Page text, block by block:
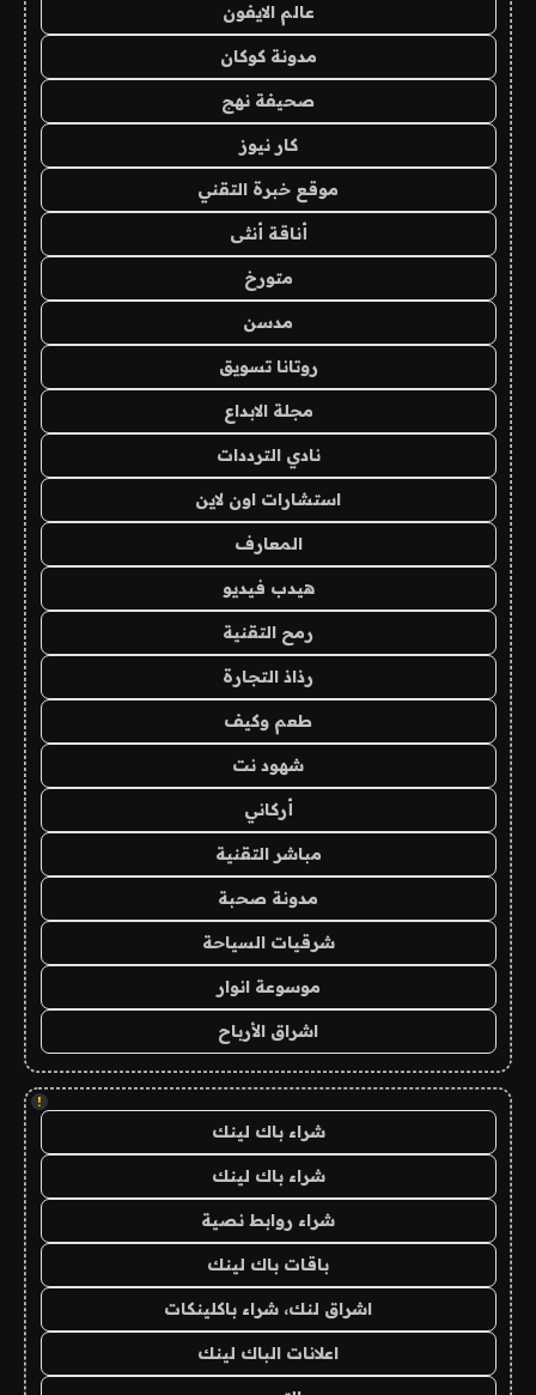
عالم الايفون
مدونة كوكان
صحيفة نهج
كار نيوز
موقع خبرة التقني
أناقة أنثى
متورخ
مدسن
روتانا تسويق
مجلة الابداع
نادي الترددات
استشارات اون لاين
المعارف
هيدب فيديو
رمح التقنية
رذاذ التجارة
طعم وكيف
شهود نت
أركاني
مباشر التقنية
مدونة صحبة
شرقيات السياحة
موسوعة انوار
اشراق الأرباح
!
شراء باك لينك
شراء باك لينك
شراء روابط نصية
باقات باك لينك
اشراق لنك، شراء باكلينكات
اعلانات الباك لينك